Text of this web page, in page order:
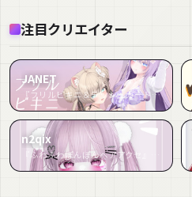
注目クリエイター
JANET
『フリルビキニ＆ラッシュガード』など3件
n2qix